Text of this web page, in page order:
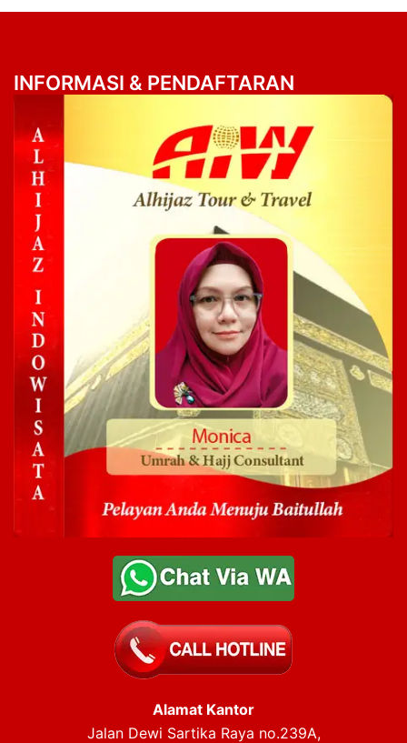
INFORMASI & PENDAFTARAN
Alamat Kantor
Jalan Dewi Sartika Raya no.239A,